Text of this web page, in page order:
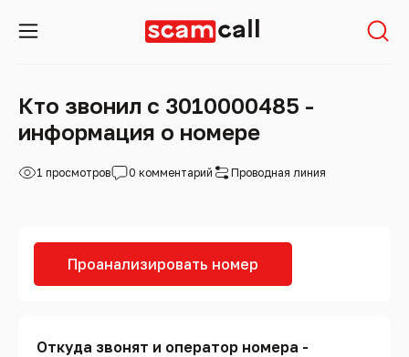
Кто звонил с 3010000485 -
информация о номере
1 просмотров 0 комментарий Проводная линия
Проанализировать номер
Откуда звонят и оператор номера -